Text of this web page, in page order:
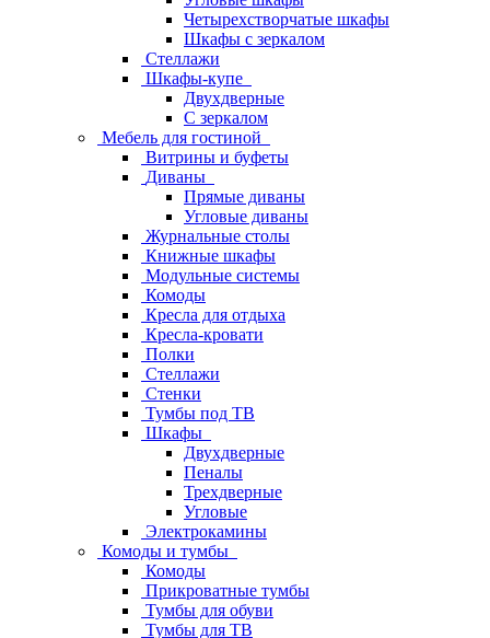
Четырехстворчатые шкафы
Шкафы с зеркалом
Стеллажи
Шкафы-купе
Двухдверные
С зеркалом
Мебель для гостиной
Витрины и буфеты
Диваны
Прямые диваны
Угловые диваны
Журнальные столы
Книжные шкафы
Модульные системы
Комоды
Кресла для отдыха
Кресла-кровати
Полки
Стеллажи
Стенки
Тумбы под ТВ
Шкафы
Двухдверные
Пеналы
Трехдверные
Угловые
Электрокамины
Комоды и тумбы
Комоды
Прикроватные тумбы
Тумбы для обуви
Тумбы для ТВ